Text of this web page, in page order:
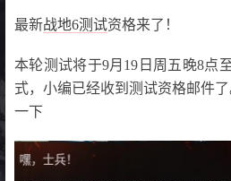
最新战地6测试资格来了！
本轮测试将于9月19日周五晚8点
式，小编已经收到测试资格邮件
一下